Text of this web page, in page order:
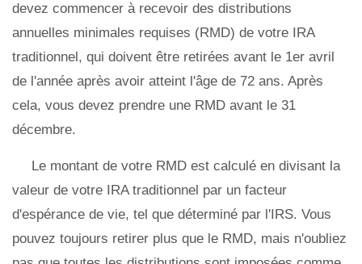
devez commencer à recevoir des distributions
annuelles minimales requises (RMD) de votre IRA
traditionnel, qui doivent être retirées avant le 1er avril
de l'année après avoir atteint l'âge de 72 ans. Après
cela, vous devez prendre une RMD avant le 31
décembre.
Le montant de votre RMD est calculé en divisant la
valeur de votre IRA traditionnel par un facteur
d'espérance de vie, tel que déterminé par l'IRS. Vous
pouvez toujours retirer plus que le RMD, mais n'oubliez